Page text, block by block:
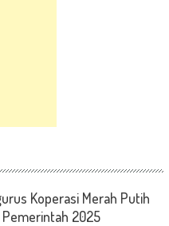
Koperasi Merah Putih
2025